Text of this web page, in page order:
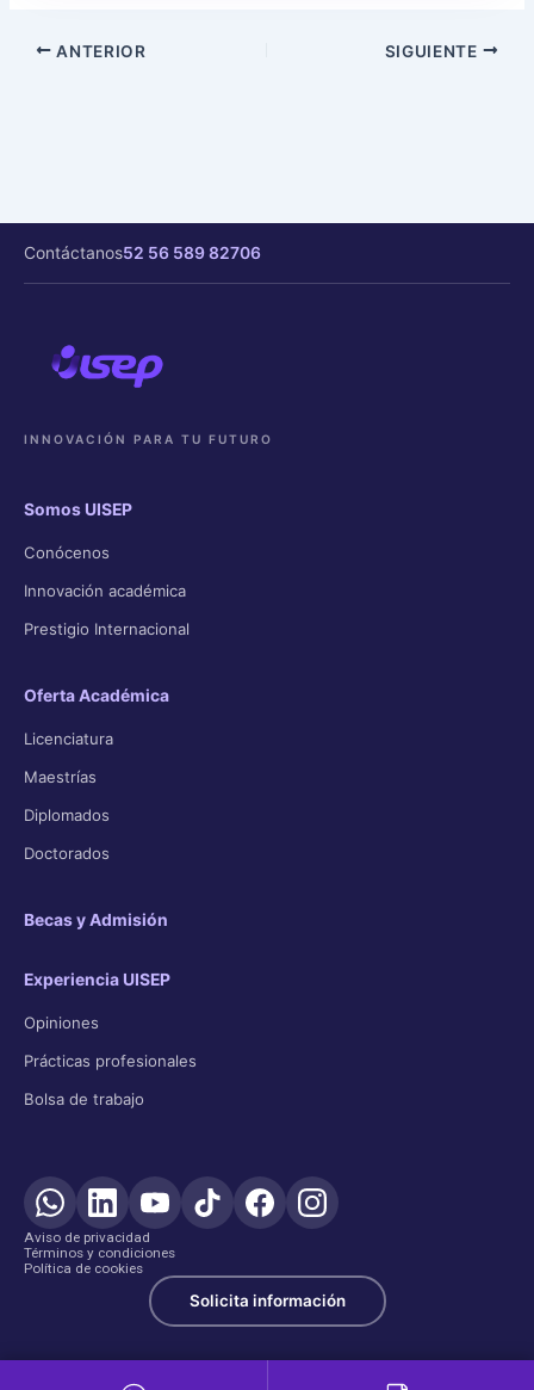
ANTERIOR SIGUIENTE
Contáctanos52 56 589 82706
INNOVACIÓN PARA TU FUTURO
Somos UISEP
Conócenos
Innovación académica
Prestigio Internacional
Oferta Académica
Licenciatura
Maestrías
Diplomados
Doctorados
Becas y Admisión
Experiencia UISEP
Opiniones
Prácticas profesionales
Bolsa de trabajo
Aviso de privacidad
Términos y condiciones
Política de cookies
Solicita información